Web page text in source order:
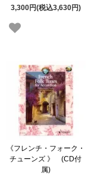
3,300円(税込3,630円)
《フレンチ・フォーク・
チューンズ 》 (CD付
属)